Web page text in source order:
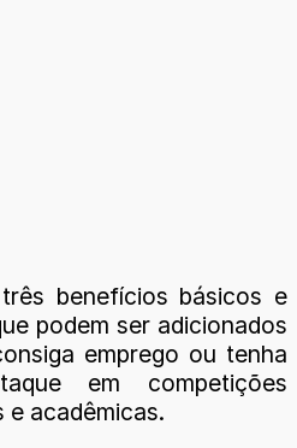
benefícios básicos e
podem ser adicionados
emprego ou tenha
em competições
acadêmicas.